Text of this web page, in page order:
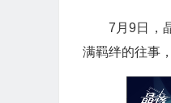
7月9日，
满羁绊的往事